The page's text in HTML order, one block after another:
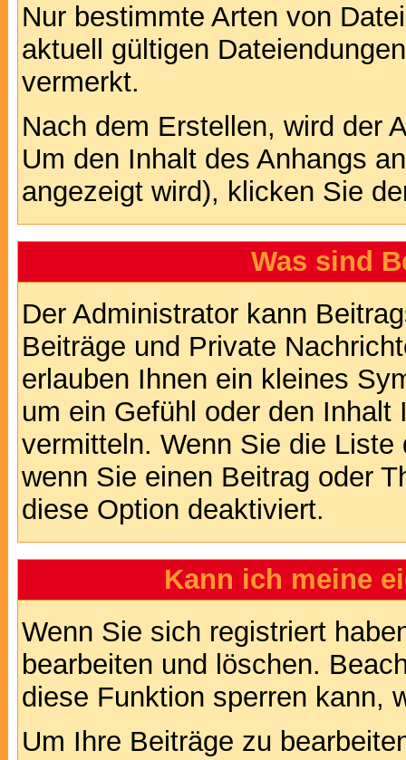
Nur bestimmte Arten von
aktuell gültigen
vermerkt.
Nach dem Erstellen, wird der
Um den Inhalt des Anhangs
angezeigt wird), klicken Sie
Was sind
Der Administrator kann
Beiträge und Private
erlauben Ihnen ein kleines
um ein Gefühl oder den
vermitteln. Wenn Sie die
wenn Sie einen Beitrag oder
diese Option deaktiviert.
Kann ich meine
Wenn Sie sich registriert
bearbeiten und löschen.
diese Funktion sperren kann,
Um Ihre Beiträge zu